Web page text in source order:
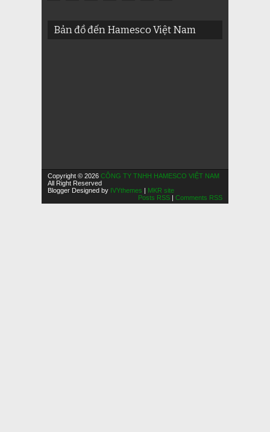
Bản đồ đến Hamesco Việt Nam
Copyright © 2026 CÔNG TY TNHH HAMESCO VIỆT NAM
All Right Reserved
Blogger Designed by IVYthemes | MKR site
Posts RSS | Comments RSS